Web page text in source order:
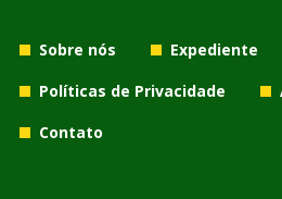
Sobre nós
Expediente
Políticas de Privacidade
Contato